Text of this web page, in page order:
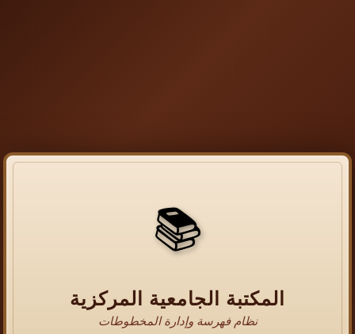
📚
المكتبة الجامعية المركزية
نظام فهرسة وإدارة المخطوطات